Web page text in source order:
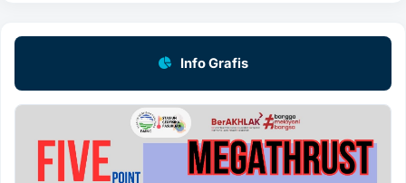
Info Grafis